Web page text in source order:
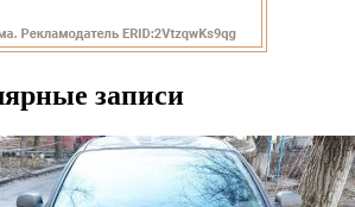
записи